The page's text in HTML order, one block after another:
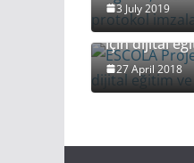
3 July 2019
ESCOLA
için dijital
27 April 2018